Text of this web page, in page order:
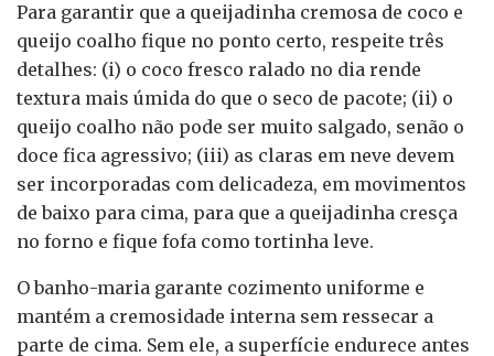
Para garantir que a queijadinha cremosa de coco e
queijo coalho fique no ponto certo, respeite três
detalhes: (i) o coco fresco ralado no dia rende
textura mais úmida do que o seco de pacote; (ii) o
queijo coalho não pode ser muito salgado, senão o
doce fica agressivo; (iii) as claras em neve devem
ser incorporadas com delicadeza, em movimentos
de baixo para cima, para que a queijadinha cresça
no forno e fique fofa como tortinha leve.
O banho-maria garante cozimento uniforme e
mantém a cremosidade interna sem ressecar a
parte de cima. Sem ele, a superfície endurece antes